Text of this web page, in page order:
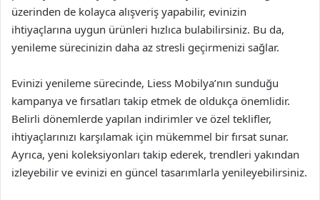
üzerinden de kolayca alışveriş yapabilir, evinizin
ihtiyaçlarına uygun ürünleri hızlıca bulabilirsiniz. Bu da,
yenileme sürecinizin daha az stresli geçirmenizi sağlar.
Evinizi yenileme sürecinde, Liess Mobilya’nın sunduğu
kampanya ve fırsatları takip etmek de oldukça önemlidir.
Belirli dönemlerde yapılan indirimler ve özel teklifler,
ihtiyaçlarınızı karşılamak için mükemmel bir fırsat sunar.
Ayrıca, yeni koleksiyonları takip ederek, trendleri yakından
izleyebilir ve evinizi en güncel tasarımlarla yenileyebilirsiniz.